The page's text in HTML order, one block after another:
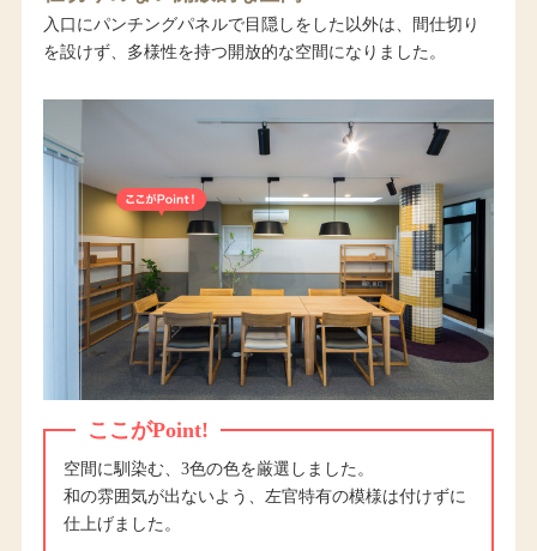
入口にパンチングパネルで目隠しをした以外は、間仕切り
を設けず、多様性を持つ開放的な空間になりました。
ここがPoint!
空間に馴染む、3色の色を厳選しました。
和の雰囲気が出ないよう、左官特有の模様は付けずに
仕上げました。